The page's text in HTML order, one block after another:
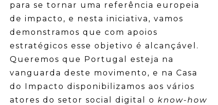
para se tornar uma referência europeia
de impacto, e nesta iniciativa, vamos
demonstramos que com apoios
estratégicos esse objetivo é alcançável.
Queremos que Portugal esteja na
vanguarda deste movimento, e na Casa
do Impacto disponibilizamos aos vários
atores do setor social digital o know-how